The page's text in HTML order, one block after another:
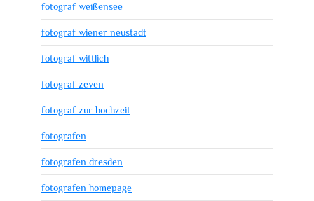
fotograf weißensee
fotograf wiener neustadt
fotograf wittlich
fotograf zeven
fotograf zur hochzeit
fotografen
fotografen dresden
fotografen homepage